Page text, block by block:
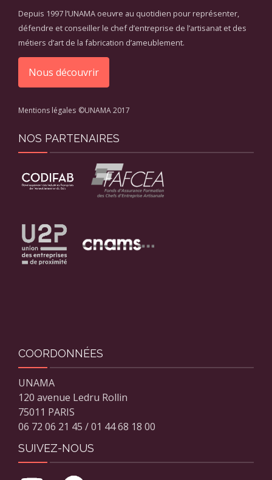
Depuis 1997 l’UNAMA oeuvre au quotidien pour représenter,
défendre et conseiller le chef d’entreprise de l’artisanat et des
métiers d’art de la fabrication d’ameublement.
Nous découvrir
Mentions légales ©UNAMA 2017
NOS PARTENAIRES
COORDONNÉES
UNAMA
120 avenue Ledru Rollin
75011 PARIS
06 72 06 21 45 / 01 44 68 18 00
SUIVEZ-NOUS